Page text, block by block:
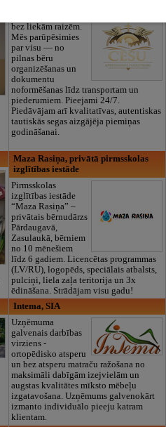
bez liekām raizēm.
Mēs parūpēsimies
par visu — no
pilnas bēru
organizēšanas un
dokumentu
noformēšanas līdz transportam un
piederumiem. Pieejami 24/7.
Piedāvājam arī kvalitatīvas, autentiskas
tautiskās segas aizgājēja piemiņas
godināšanai.
Maza Rasiņa, privātā pirmsskolas
izglītības iestāde
Pirmsskolas
izglītības iestāde
“Maza Rasiņa” –
privātais bērnudārzs
Pārdaugavā,
Zasulaukā, bērniem
no 10 mēnešiem
līdz 6 gadiem. Licencētas programmas
(LV/RU), logopēds, speciālais atbalsts,
pulciņi, liela zaļa teritorija un 3x
ēdināšana. Strādājam visu gadu!
Intema, SIA
Uzņēmuma
galvenais darbības
virziens -
ortopēdisko atsperu
un bez atsperu matraču ražošana no
maksimāli dabīgām izejvielām un
augstas kvalitātes mīksto mēbeļu
izgatavošana. Uzņēmums galvenokārt
izmanto individuālo pieeju katram
klientam.